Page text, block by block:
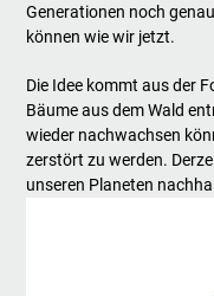
Generationen noch
können wie wir jetzt.
Die Idee kommt aus der
Bäume aus dem Wald
wieder nachwachsen
zerstört zu werden.
unseren Planeten